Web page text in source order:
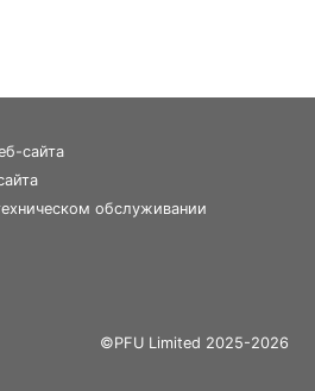
сайта
обслуживании
©PFU Limited 2025-2026